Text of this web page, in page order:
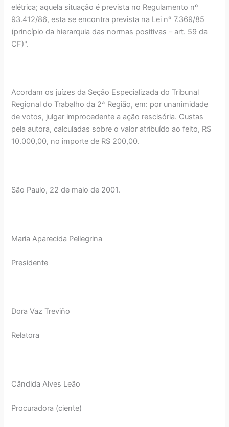
elétrica; aquela situação é prevista no Regulamento nº
93.412/86, esta se encontra prevista na Lei nº 7.369/85
(princípio da hierarquia das normas positivas – art. 59 da
CF)".
Acordam os juízes da Seção Especializada do Tribunal
Regional do Trabalho da 2ª Região, em: por unanimidade
de votos, julgar improcedente a ação rescisória. Custas
pela autora, calculadas sobre o valor atribuído ao feito, R$
10.000,00, no importe de R$ 200,00.
São Paulo, 22 de maio de 2001.
Maria Aparecida Pellegrina
Presidente
Dora Vaz Treviño
Relatora
Cândida Alves Leão
Procuradora (ciente)